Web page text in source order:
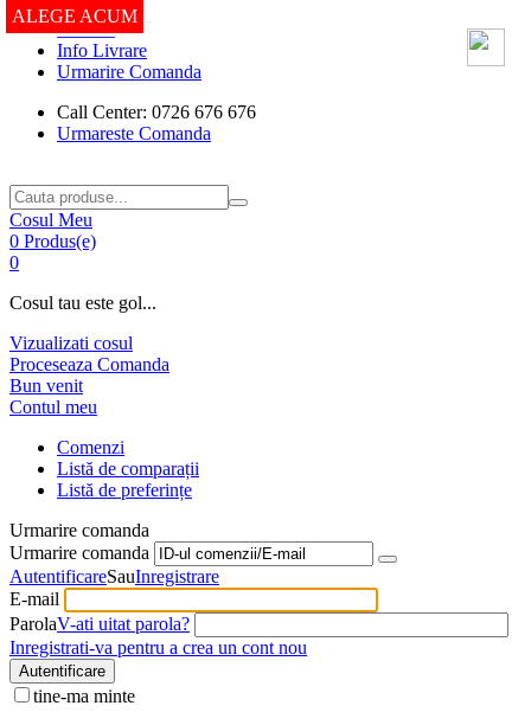
Contact
Info Livrare
Urmarire Comanda
Call Center: 0726 676 676
Urmareste Comanda
Cosul Meu
0 Produs(e)
0
Cosul tau este gol...
Vizualizati cosul
Proceseaza Comanda
Bun venit
Contul meu
Comenzi
Listă de comparații
Listă de preferințe
Urmarire comanda
Urmarire comanda
AutentificareSauInregistrare
E-mail
ParolaV-ati uitat parola?
Inregistrati-va pentru a crea un cont nou
Autentificare
tine-ma minte
ALEGE ACUM
ALEGE ACUM